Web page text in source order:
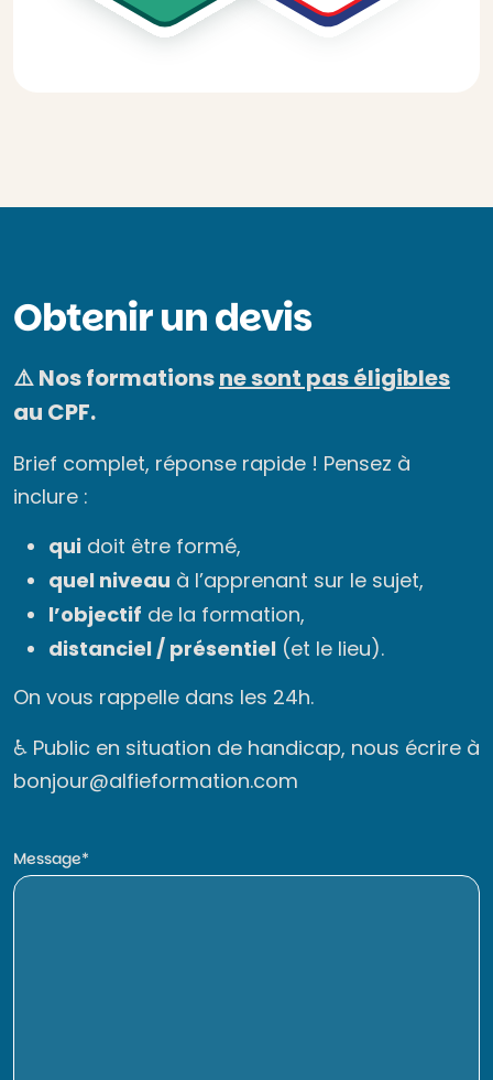
Obtenir un devis
⚠️ Nos formationsne sont pas éligibles
au CPF.
Brief complet, réponse rapide ! Pensez à
inclure :
qui doit être formé,
quel niveau à l’apprenant sur le sujet,
l’objectif de la formation,
distanciel / présentiel (et le lieu).
On vous rappelle dans les 24h.
♿ Public en situation de handicap, nous écrire à
bonjour@alfieformation.com
Message